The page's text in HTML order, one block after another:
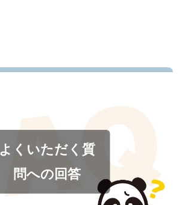
よくいただく質
問への回答